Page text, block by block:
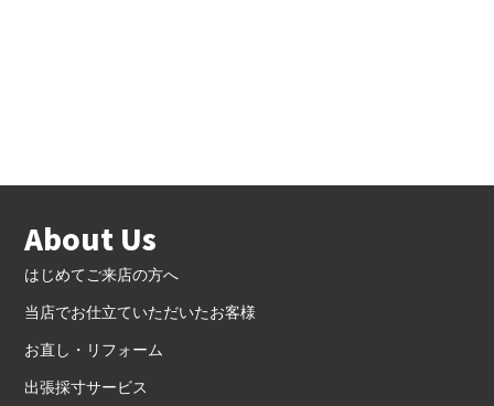
About Us
はじめてご来店の方へ
当店でお仕立ていただいたお客様
お直し・リフォーム
出張採寸サービス